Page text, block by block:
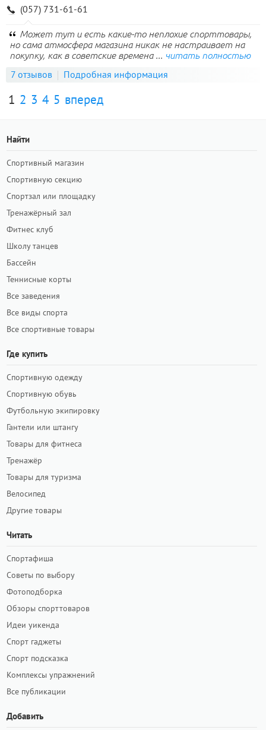
(057) 731-61-61
Может тут и есть какие-то неплохие спорттовары,
но сама атмосфера магазина никак не настраивает на
покупку, как в советские времена ... читать полностью
7 отзывов Подробная информация
1 2 3 4 5 вперед
Найти
Спортивный магазин
Спортивную секцию
Спортзал или площадку
Тренажёрный зал
Фитнес клуб
Школу танцев
Бассейн
Теннисные корты
Все заведения
Все виды спорта
Все спортивные товары
Где купить
Спортивную одежду
Спортивную обувь
Футбольную экипировку
Гантели или штангу
Товары для фитнеса
Тренажёр
Товары для туризма
Велосипед
Другие товары
Читать
Спортафиша
Советы по выбору
Фотоподборка
Обзоры спорттоваров
Идеи уикенда
Спорт гаджеты
Спорт подсказка
Комплексы упражнений
Все публикации
Добавить